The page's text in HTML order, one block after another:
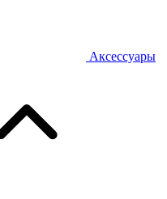
Аксессуары